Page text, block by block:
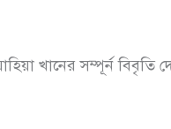
খানের সম্পূর্ন বিবৃতি